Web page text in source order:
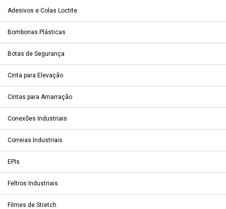
Adesivos e Colas Loctite
Bombonas Plásticas
Botas de Segurança
Cinta para Elevação
Cintas para Amarração
Conexões Industriais
Correias Industriais
EPIs
Feltros Industriais
Filmes de Stretch